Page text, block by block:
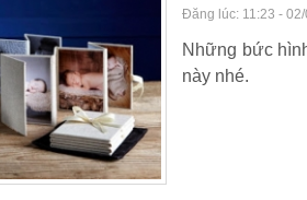
Đăng lúc: 11:23 -
Những bức
này nhé.